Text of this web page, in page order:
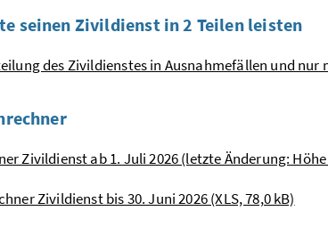
seinen Zivildienst in 2 Teilen leisten
des Zivildienstes in Ausnahmefällen und nur
Zivildienst ab 1. Juli 2026 (letzte Änderung:
Zivildienst bis 30. Juni 2026 (XLS, 78,0 kB)